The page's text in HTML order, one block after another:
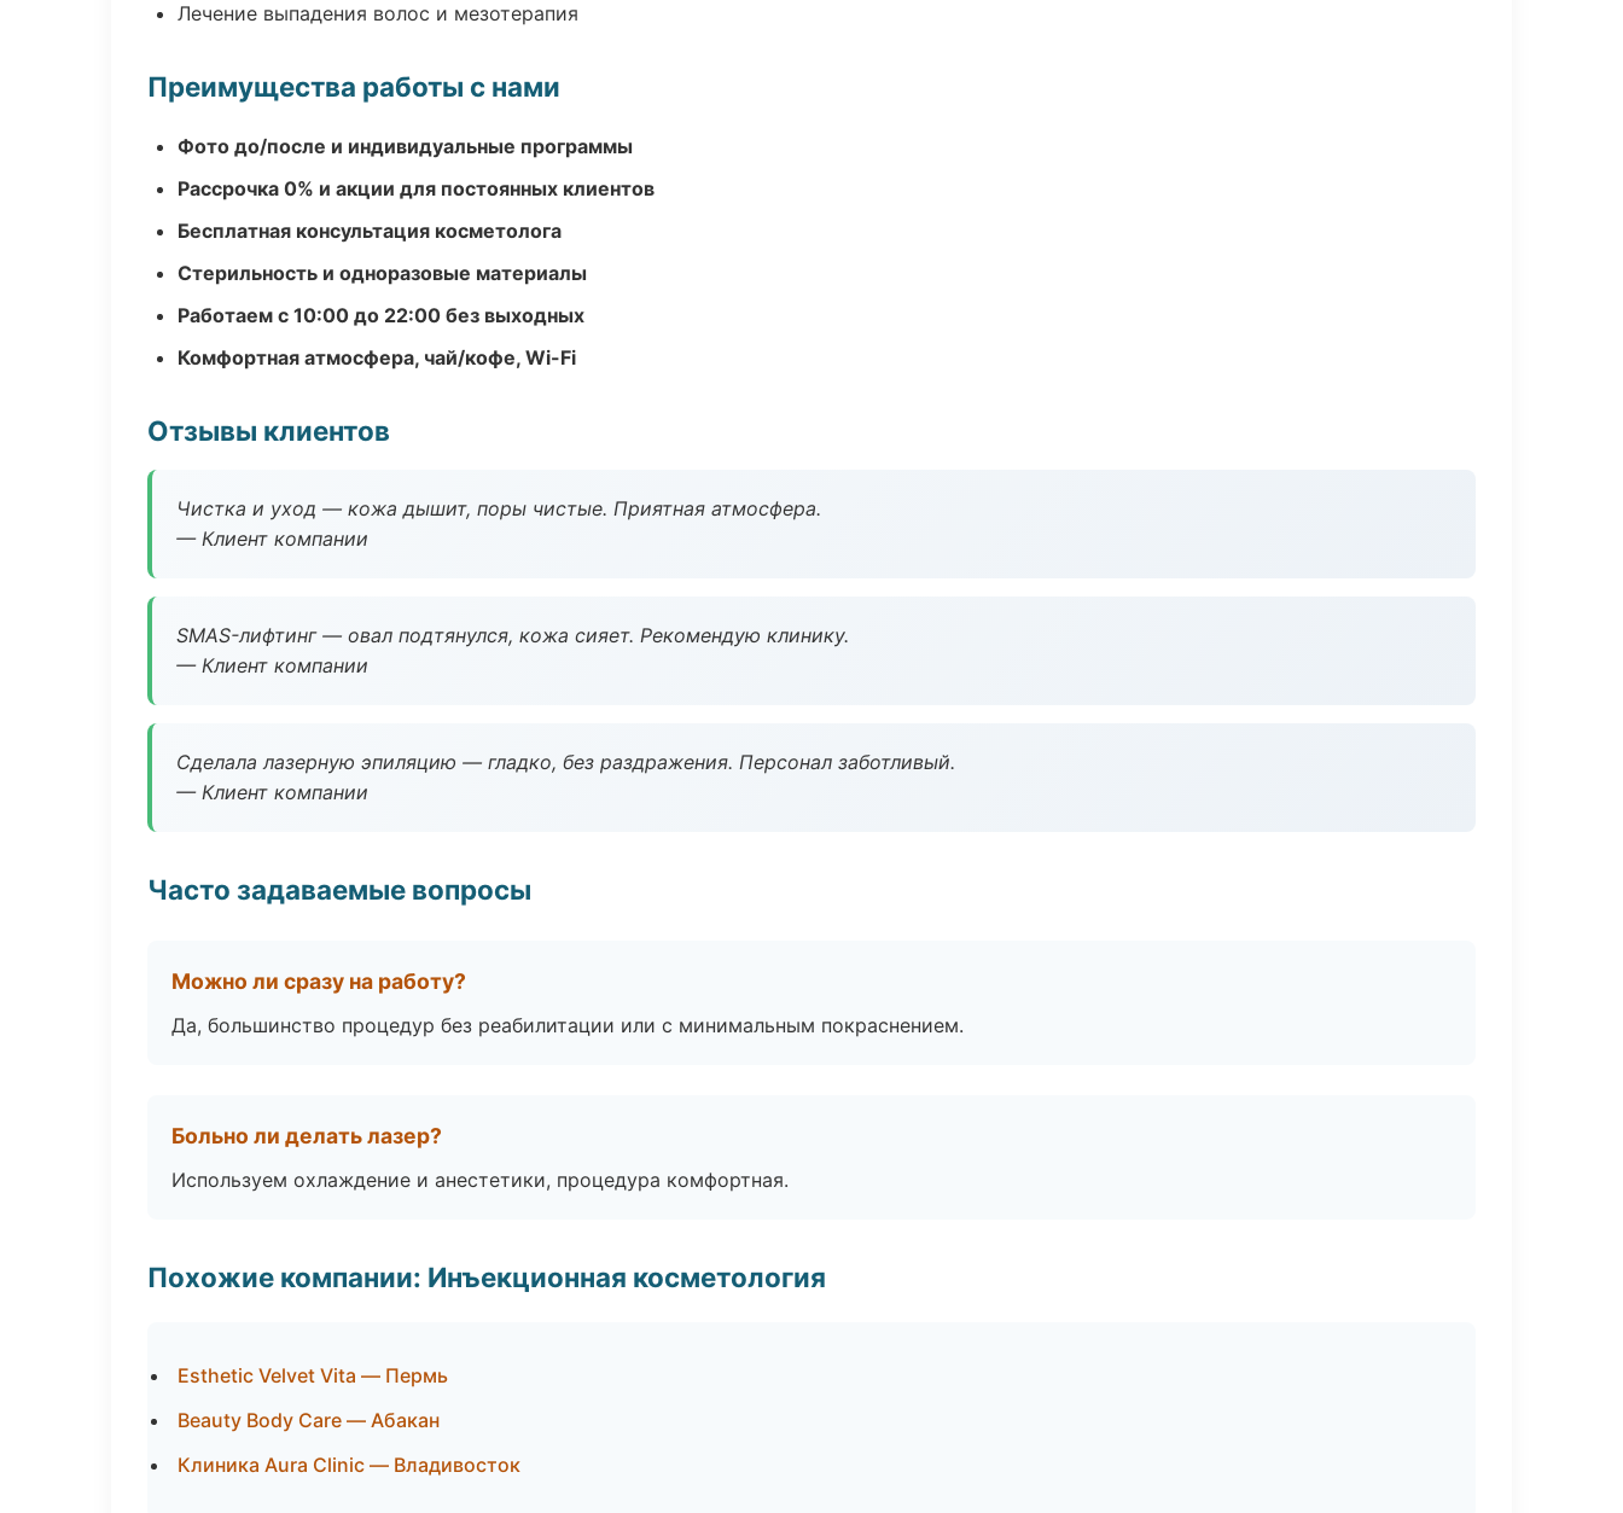
Лечение выпадения волос и мезотерапия
Преимущества работы с нами
Фото до/после и индивидуальные программы
Рассрочка 0% и акции для постоянных клиентов
Бесплатная консультация косметолога
Стерильность и одноразовые материалы
Работаем с 10:00 до 22:00 без выходных
Комфортная атмосфера, чай/кофе, Wi-Fi
Отзывы клиентов
Чистка и уход — кожа дышит, поры чистые. Приятная атмосфера.
— Клиент компании
SMAS-лифтинг — овал подтянулся, кожа сияет. Рекомендую клинику.
— Клиент компании
Сделала лазерную эпиляцию — гладко, без раздражения. Персонал заботливый.
— Клиент компании
Часто задаваемые вопросы
Можно ли сразу на работу?
Да, большинство процедур без реабилитации или с минимальным покраснением.
Больно ли делать лазер?
Используем охлаждение и анестетики, процедура комфортная.
Похожие компании: Инъекционная косметология
Esthetic Velvet Vita — Пермь
Beauty Body Care — Абакан
Клиника Aura Clinic — Владивосток